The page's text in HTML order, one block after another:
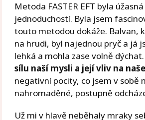
Metoda FASTER EFT byla
jednoduchostí. Byla jsem
touto metodou dokáže. Balvan,
na hrudi, byl najednou pryč a já
lehká a mohla zase volně dýchat.
sílu naší mysli a její vliv na
negativní pocity, co jsem v sobě
nahromaděné, postupně
Už mi v hlavě neběhaly mraky